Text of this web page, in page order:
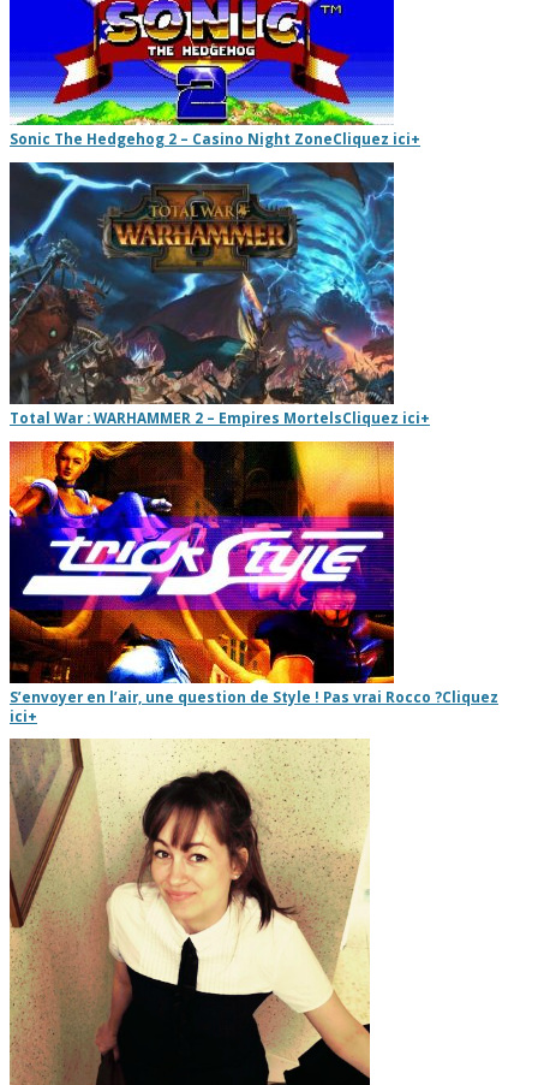
Sonic The Hedgehog 2 – Casino Night ZoneCliquez ici+
Total War : WARHAMMER 2 – Empires MortelsCliquez ici+
S’envoyer en l’air, une question de Style ! Pas vrai Rocco ?Cliquez
ici+